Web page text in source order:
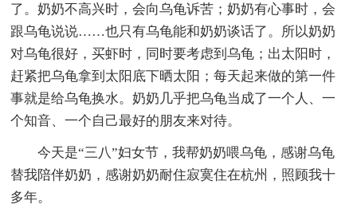
了。奶奶不高兴时，会向乌龟诉苦；奶奶有心事时，会
跟乌龟说说……也只有乌龟能和奶奶谈话了。所以奶奶
对乌龟很好，买虾时，同时要考虑到乌龟；出太阳时，
赶紧把乌龟拿到太阳底下晒太阳；每天起来做的第一件
事就是给乌龟换水。奶奶几乎把乌龟当成了一个人、一
个知音、一个自己最好的朋友来对待。
今天是“三八”妇女节，我帮奶奶喂乌龟，感谢乌龟
替我陪伴奶奶，感谢奶奶耐住寂寞住在杭州，照顾我十
多年。